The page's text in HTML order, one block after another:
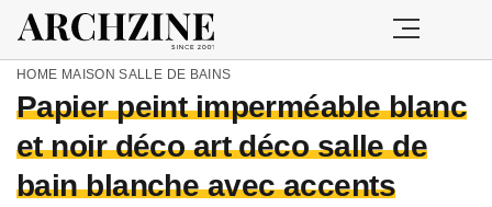
HOME MAISON SALLE DE BAINS
Papier peint imperméable blanc
et noir déco art déco salle de
bain blanche avec accents